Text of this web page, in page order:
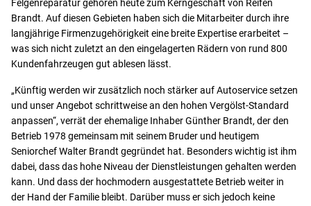
Felgenreparatur gehören heute zum Kerngeschäft von Reifen
Brandt. Auf diesen Gebieten haben sich die Mitarbeiter durch ihre
langjährige Firmenzugehörigkeit eine breite Expertise erarbeitet –
was sich nicht zuletzt an den eingelagerten Rädern von rund 800
Kundenfahrzeugen gut ablesen lässt.
„Künftig werden wir zusätzlich noch stärker auf Autoservice setzen
und unser Angebot schrittweise an den hohen Vergölst-Standard
anpassen“, verrät der ehemalige Inhaber Günther Brandt, der den
Betrieb 1978 gemeinsam mit seinem Bruder und heutigem
Seniorchef Walter Brandt gegründet hat. Besonders wichtig ist ihm
dabei, dass das hohe Niveau der Dienstleistungen gehalten werden
kann. Und dass der hochmodern ausgestattete Betrieb weiter in
der Hand der Familie bleibt. Darüber muss er sich jedoch keine